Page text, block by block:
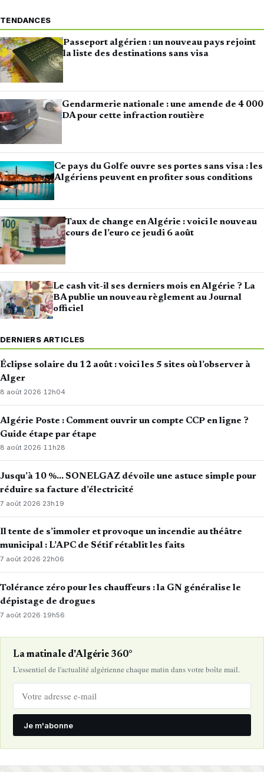
TENDANCES
Passeport algérien : un nouveau pays rejoint
la liste des destinations sans visa
Gendarmerie nationale : une amende de 4 000
DA pour cette infraction routière
Ce pays du Golfe ouvre ses portes sans visa : les
Algériens peuvent en profiter sous conditions
Taux de change en Algérie : voici le nouveau
cours de l’euro ce jeudi 6 août
Le cash vit-il ses derniers mois en Algérie ? La
BA publie un nouveau règlement au Journal
officiel
DERNIERS ARTICLES
Éclipse solaire du 12 août : voici les 5 sites où l’observer à
Alger
8 août 2026·12h04
Algérie Poste : Comment ouvrir un compte CCP en ligne ?
Guide étape par étape
8 août 2026·11h28
Jusqu’à 10 %… SONELGAZ dévoile une astuce simple pour
réduire sa facture d’électricité
7 août 2026·23h19
Il tente de s’immoler et provoque un incendie au théâtre
municipal : L’APC de Sétif rétablit les faits
7 août 2026·22h06
Tolérance zéro pour les chauffeurs : la GN généralise le
dépistage de drogues
7 août 2026· 19h56
La matinale d'Algérie 360°
L'essentiel de l'actualité algérienne chaque matin dans votre boîte mail.
Je m'abonne